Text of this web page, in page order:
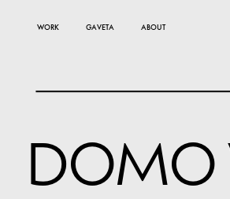
WORK GAVETA ABOUT
DOMO